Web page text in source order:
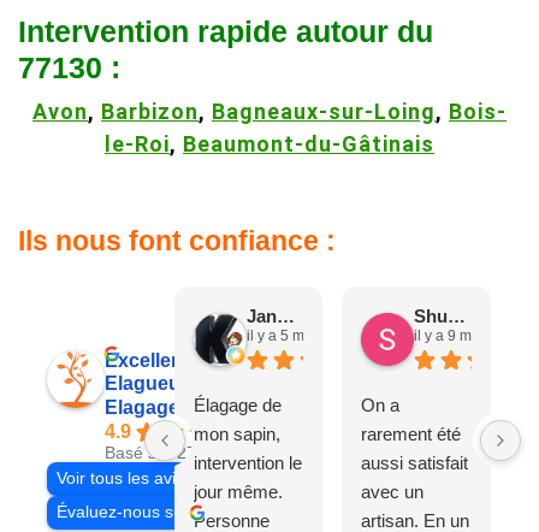
Intervention rapide autour du
77130 :
Avon, Barbizon, Bagneaux-sur-Loing, Bois-
le-Roi, Beaumont-du-Gâtinais
Ils nous font confiance :
Excellent
Elagueur 77
Elagage Villiers
4.9
Basé sur 27 avis
Voir tous les avis
Évaluez-nous sur
Jane D.
il y a 5 mois
Élagage de
mon sapin,
intervention le
jour même.
Personne
Shuang & Jean K.
il y a 9 mois
On a
rarement été
aussi satisfait
avec un
artisan. En un